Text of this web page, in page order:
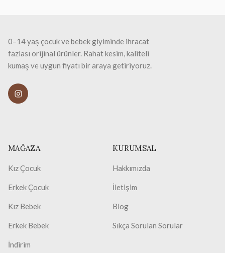
0–14 yaş çocuk ve bebek giyiminde ihracat
fazlası orijinal ürünler. Rahat kesim, kaliteli
kumaş ve uygun fiyatı bir araya getiriyoruz.
MAĞAZA
Kız Çocuk
Erkek Çocuk
Kız Bebek
Erkek Bebek
İndirim
KURUMSAL
Hakkımızda
İletişim
Blog
Sıkça Sorulan Sorular